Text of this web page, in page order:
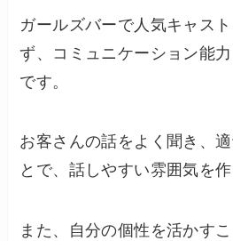
ガールズバーで人気キャス
ず、コミュニケーション能
です。
お客さんの話をよく聞き、
とで、話しやすい雰囲気を作
また、自分の個性を活かすこ